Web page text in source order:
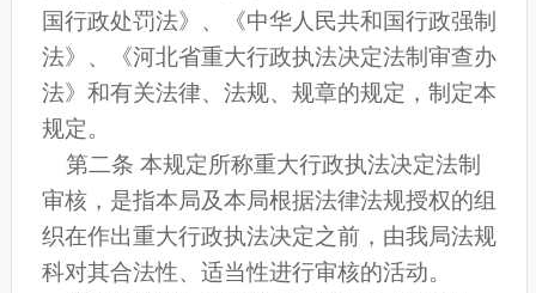
国行政处罚法》、《中华人民共和国行政强制
法》、《河北省重大行政执法决定法制审查办
法》和有关法律、法规、规章的规定，制定本
规定。
第二条 本规定所称重大行政执法决定法制
审核，是指本局及本局根据法律法规授权的组
织在作出重大行政执法决定之前，由我局法规
科对其合法性、适当性进行审核的活动。